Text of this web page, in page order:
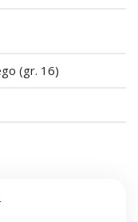
(gr. 16)